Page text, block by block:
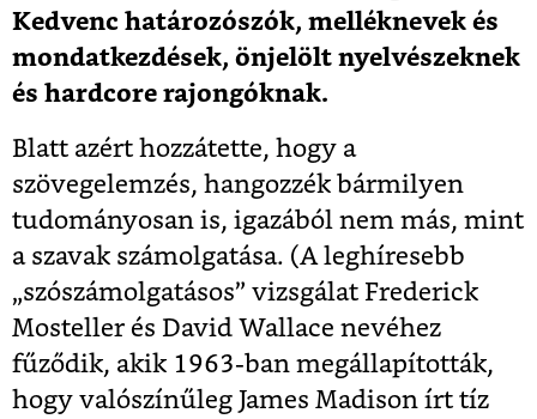
Kedvenc határozószók, melléknevek és
mondatkezdések, önjelölt nyelvészeknek
és hardcore rajongóknak.
Blatt azért hozzátette, hogy a
szövegelemzés, hangozzék bármilyen
tudományosan is, igazából nem más, mint
a szavak számolgatása. (A leghíresebb
„szószámolgatásos” vizsgálat Frederick
Mosteller és David Wallace nevéhez
fűződik, akik 1963-ban megállapították,
hogy valószínűleg James Madison írt tíz